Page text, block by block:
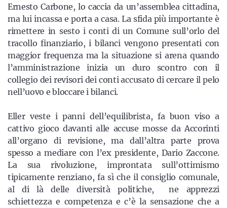
Ernesto Carbone, lo caccia da un’assemblea cittadina,
ma lui incassa e porta a casa. La sfida più importante è
rimettere in sesto i conti di un Comune sull’orlo del
tracollo finanziario, i bilanci vengono presentati con
maggior frequenza ma la situazione si arena quando
l’amministrazione inizia un duro scontro con il
collegio dei revisori dei conti accusato di cercare il pelo
nell’uovo e bloccare i bilanci.
Eller veste i panni dell’equilibrista, fa buon viso a
cattivo gioco davanti alle accuse mosse da Accorinti
all’organo di revisione, ma dall’altra parte prova
spesso a mediare con l’ex presidente, Dario Zaccone.
La sua rivoluzione, improntata sull’ottimismo
tipicamente renziano, fa sì che il consiglio comunale,
al di là delle diversità politiche, ne apprezzi
schiettezza e competenza e c’è la sensazione che a